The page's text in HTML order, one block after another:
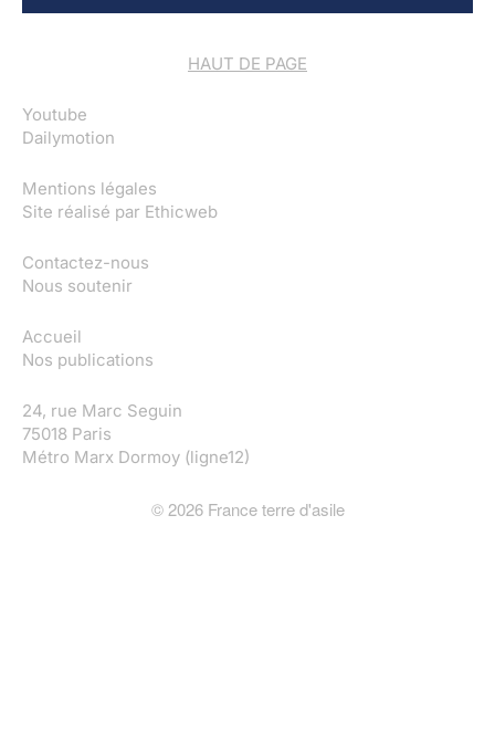
HAUT DE PAGE
Youtube
Dailymotion
Mentions légales
Site réalisé par Ethicweb
Contactez-nous
Nous soutenir
Accueil
Nos publications
24, rue Marc Seguin
75018 Paris
Métro Marx Dormoy (ligne12)
© 2026France terre d'asile